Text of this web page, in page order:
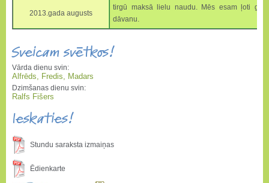
2013.gada augusts
tirgū maksā lielu naudu. Mēs esam ļoti
dāvanu.
Sveicam svētkos!
Vārda dienu svin:
Alfrēds, Fredis, Madars
Dzimšanas dienu svin:
Ralfs Fišers
Ieskaties!
Stundu saraksta izmaiņas
Ēdienkarte